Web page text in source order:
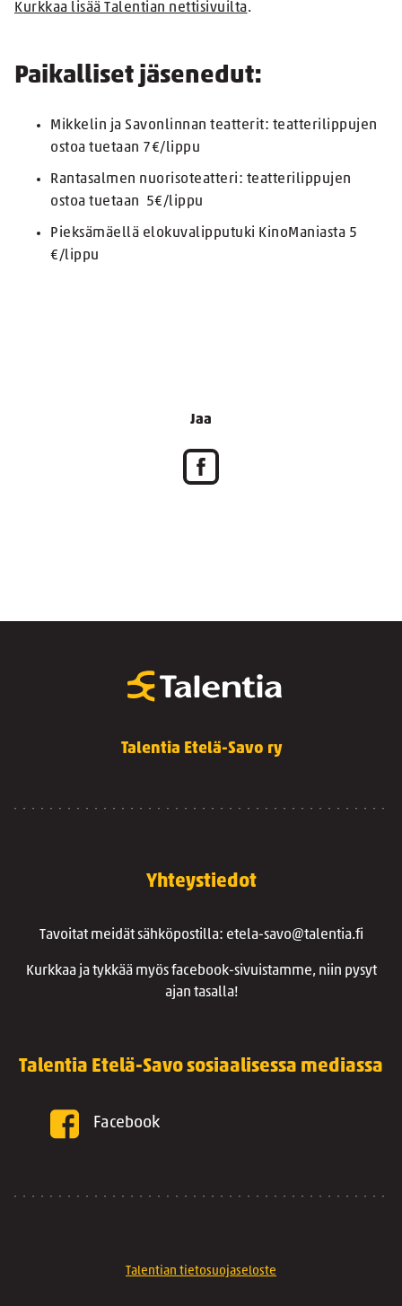
Kurkkaa lisää Talentian nettisivuilta.
Paikalliset jäsenedut:
Mikkelin ja Savonlinnan teatterit: teatterilippujen
ostoa tuetaan 7€/lippu
Rantasalmen nuorisoteatteri: teatterilippujen
ostoa tuetaan 5€/lippu
Pieksämäellä elokuvalipputuki KinoManiasta 5
€/lippu
Jaa
Talentia Etelä-Savo ry
Yhteystiedot
Tavoitat meidät sähköpostilla: etela-savo@talentia.fi
Kurkkaa ja tykkää myös facebook-sivuistamme, niin pysyt
ajan tasalla!
Talentia Etelä-Savo sosiaalisessa mediassa
Facebook
Talentian tietosuojaseloste